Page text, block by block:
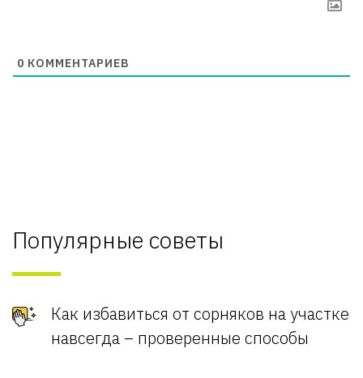
0 КОММЕНТАРИЕВ
Популярные советы
Как избавиться от сорняков на участке
навсегда – проверенные способы